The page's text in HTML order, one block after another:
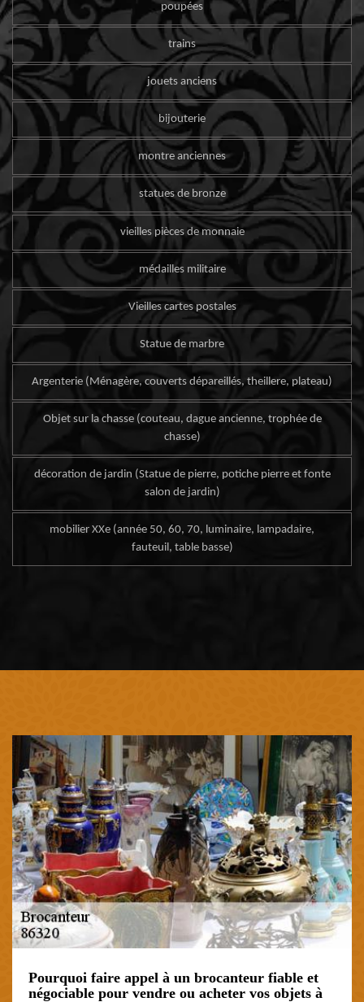
poupées
trains
jouets anciens
bijouterie
montre anciennes
statues de bronze
vieilles pièces de monnaie
médailles militaire
Vieilles cartes postales
Statue de marbre
Argenterie (Ménagère, couverts dépareillés, theillere, plateau)
Objet sur la chasse (couteau, dague ancienne, trophée de
chasse)
décoration de jardin (Statue de pierre, potiche pierre et fonte
salon de jardin)
mobilier XXe (année 50, 60, 70, luminaire, lampadaire,
fauteuil, table basse)
Pourquoi faire appel à un brocanteur fiable et
négociable pour vendre ou acheter vos objets à